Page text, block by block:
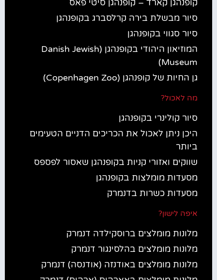
קופנהגן קארד – קופנהגן סיטי פאס
סיור מבשלת בירה קרלסברג בקופנהגן
סיור סגווי בקופנהגן
המוזיאון היהודי בקופנהגן (Danish Jewish
Museum)
גן החיות של קופנהגן (Copenhagen Zoo)
מה לאכול?
סיור קולינרי בקופנהגן
היכן ניתן לאכול את הכריכים הדניים הטעימים
ביותר
שווקים ואזורי קניות בקופנהגן שאסור לפספס
מסעדות מומלצות בקופנהגן
מסעדות כשרות בדנמרק
איפה לישון?
מלונות מומלצים ברוסקילדה דנמרק
מלונות מומלצים בהלסינגור דנמרק
מלונות מומלצים באודנזה (אודנסה) דנמרק